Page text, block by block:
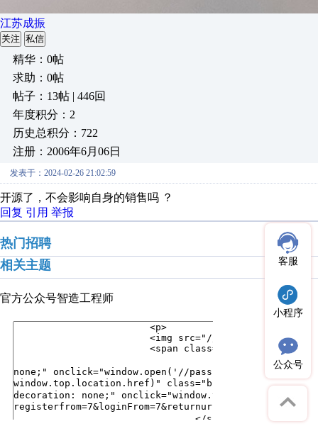
江苏成振
关注 私信
精华：0帖
求助：0帖
帖子：13帖 | 446回
年度积分：2
历史总积分：722
注册：2006年6月06日
发表于：2024-02-26 21:02:59
开源了，不会影响自身的销售吗 ？
回复 引用 举报
热门招聘
相关主题
官方公众号智造工程师
客服
小程序
公众号